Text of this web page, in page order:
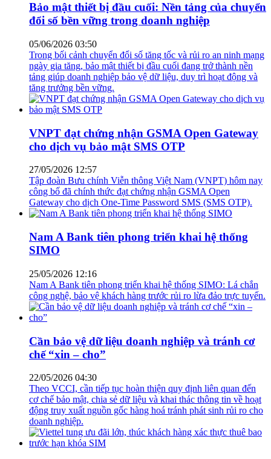
Bảo mật thiết bị đầu cuối: Nền tảng của chuyển
đổi số bền vững trong doanh nghiệp
05/06/2026 03:50
Trong bối cảnh chuyển đổi số tăng tốc và rủi ro an ninh mạng
ngày gia tăng, bảo mật thiết bị đầu cuối đang trở thành nền
tảng giúp doanh nghiệp bảo vệ dữ liệu, duy trì hoạt động và
tăng trưởng bền vững.
VNPT đạt chứng nhận GSMA Open Gateway
cho dịch vụ bảo mật SMS OTP
27/05/2026 12:57
Tập đoàn Bưu chính Viễn thông Việt Nam (VNPT) hôm nay
công bố đã chính thức đạt chứng nhận GSMA Open
Gateway cho dịch One-Time Password SMS (SMS OTP).
Nam A Bank tiên phong triển khai hệ thống
SIMO
25/05/2026 12:16
Nam A Bank tiên phong triển khai hệ thống SIMO: Lá chắn
công nghệ, bảo vệ khách hàng trước rủi ro lừa đảo trực tuyến.
Cần bảo vệ dữ liệu doanh nghiệp và tránh cơ
chế “xin – cho”
22/05/2026 04:30
Theo VCCI, cần tiếp tục hoàn thiện quy định liên quan đến
cơ chế bảo mật, chia sẻ dữ liệu và khai thác thông tin về hoạt
động truy xuất nguồn gốc hàng hoá tránh phát sinh rủi ro cho
doanh nghiệp.